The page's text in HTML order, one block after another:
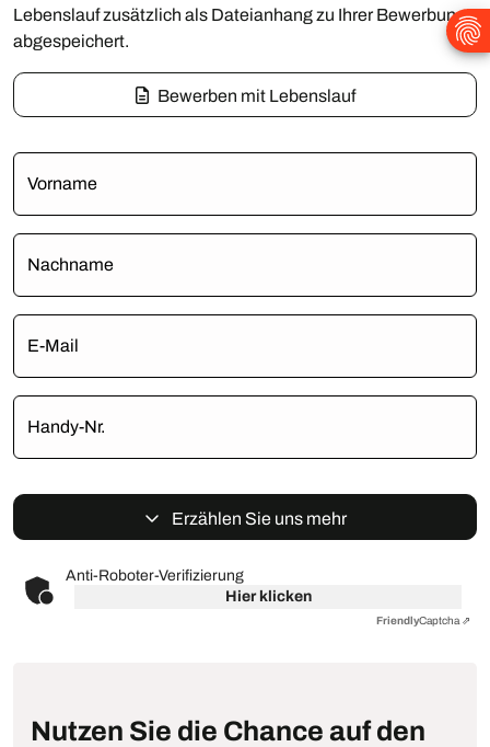
Lebenslauf zusätzlich als Dateianhang zu Ihrer Bewerbung
abgespeichert.
Bewerben mit Lebenslauf
Vorname
Nachname
E-Mail
Handy-Nr.
Erzählen Sie uns mehr
Anti-Roboter-Verifizierung
Hier klicken
FriendlyCaptcha ⇗
Nutzen Sie die Chance auf den